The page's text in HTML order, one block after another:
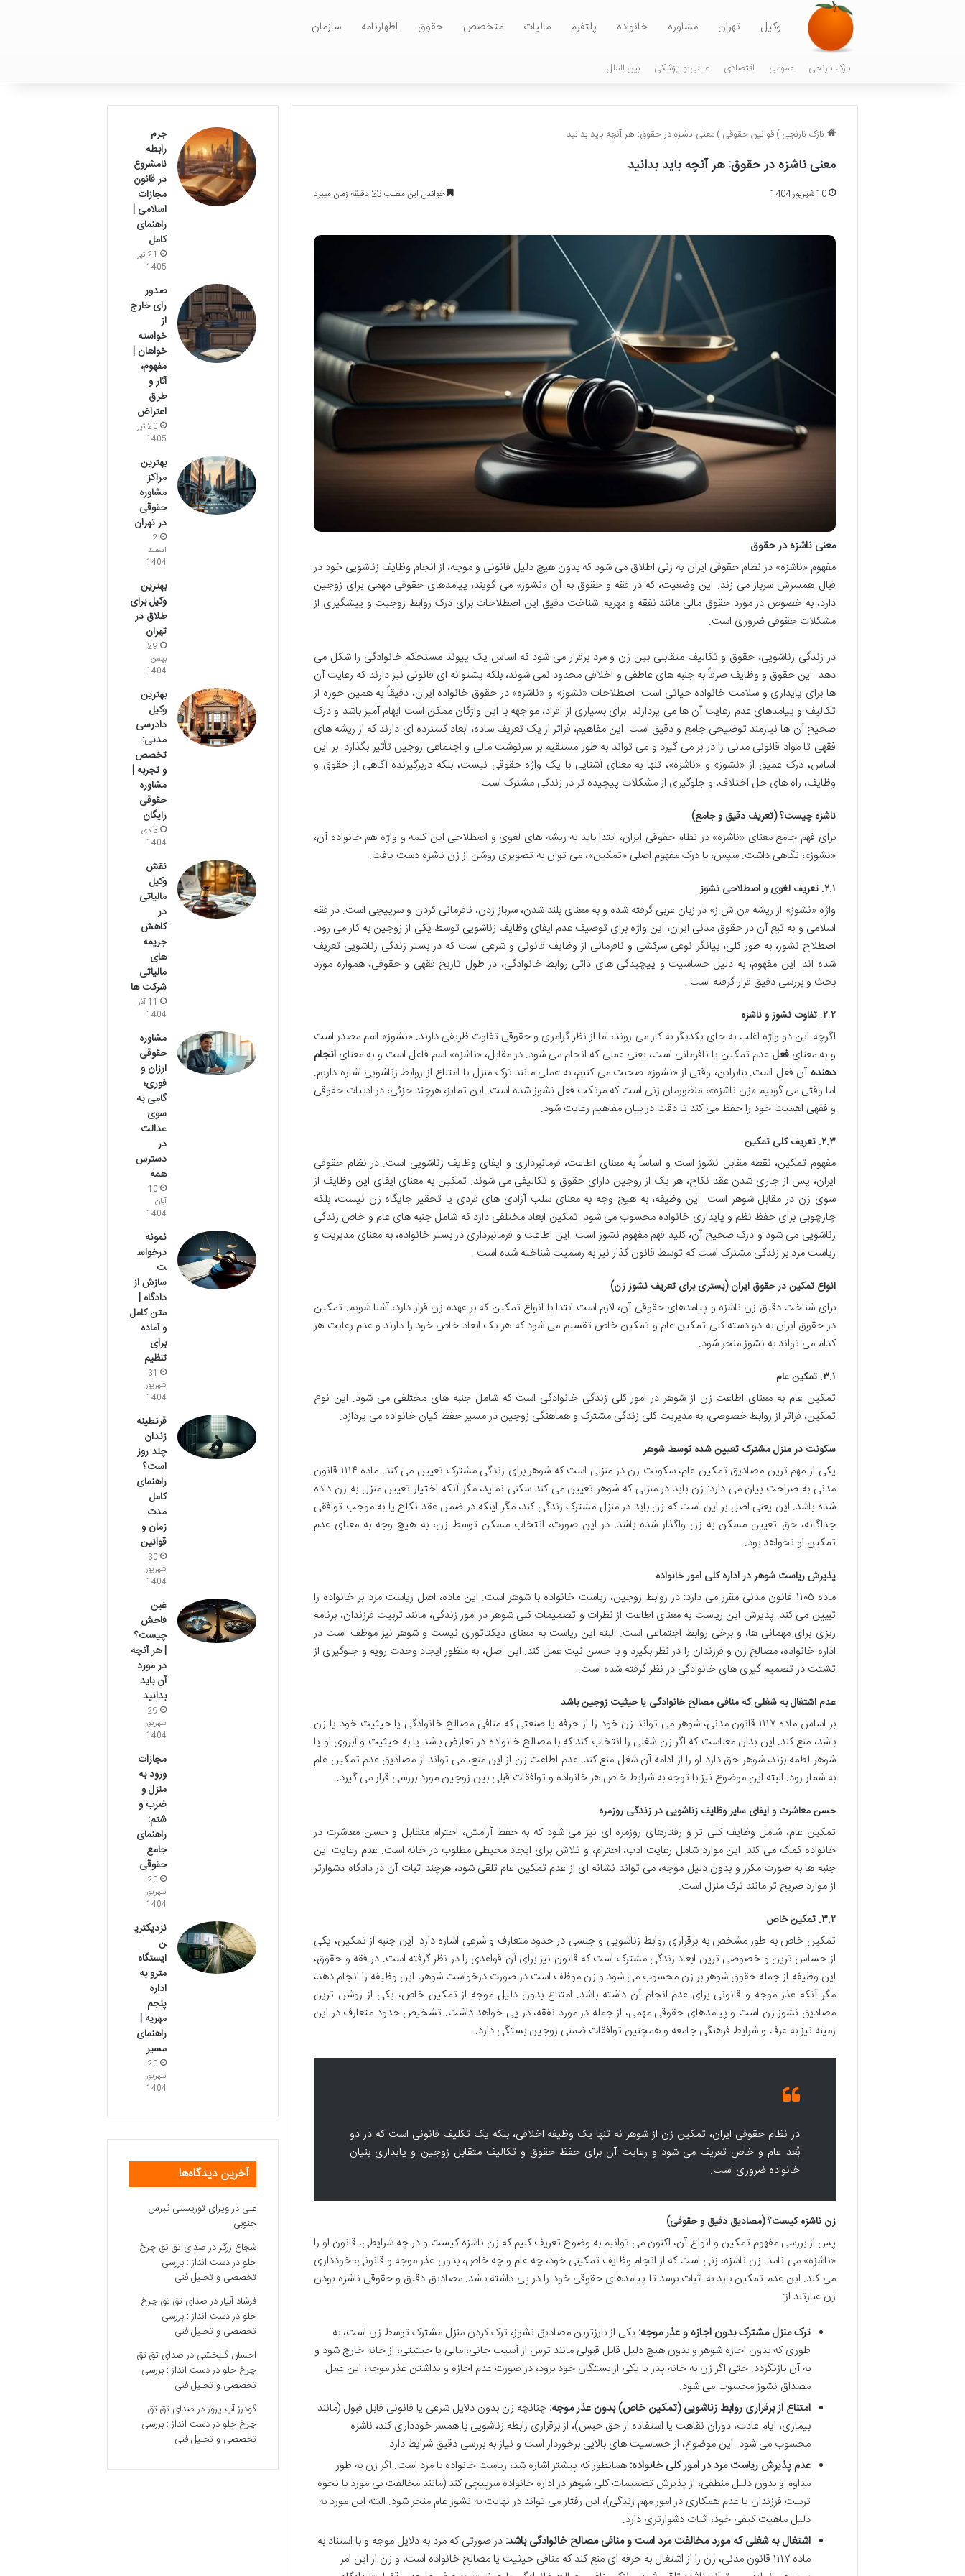
وکیل تهران مشاوره خانواده پلتفرم مالیات متخصص حقوق اظهارنامه سازمان
نازک نارنجی عمومی اقتصادی علمی و پزشکی بین الملل
نازک نارنجی ) قوانین حقوقی ) معنی ناشزه در حقوق: هر آنچه باید بدانید
معنی ناشزه در حقوق: هر آنچه باید بدانید
10 شهریور 1404 خواندن این مطلب 23 دقیقه زمان میبرد
معنی ناشزه در حقوق
مفهوم «ناشزه» در نظام حقوقی ایران به زنی اطلاق می شود که بدون هیچ دلیل قانونی و موجه، از انجام وظایف زناشویی خود در
قبال همسرش سرباز می زند. این وضعیت، که در فقه و حقوق به آن «نشوز» می گویند، پیامدهای حقوقی مهمی برای زوجین
دارد، به خصوص در مورد حقوق مالی مانند نفقه و مهریه. شناخت دقیق این اصطلاحات برای درک روابط زوجیت و پیشگیری از
مشکلات حقوقی ضروری است.
در زندگی زناشویی، حقوق و تکالیف متقابلی بین زن و مرد برقرار می شود که اساس یک پیوند مستحکم خانوادگی را شکل می
دهد. این حقوق و وظایف صرفاً به جنبه های عاطفی و اخلاقی محدود نمی شوند، بلکه پشتوانه ای قانونی نیز دارند که رعایت آن
ها برای پایداری و سلامت خانواده حیاتی است. اصطلاحات «نشوز» و «ناشزه» در حقوق خانواده ایران، دقیقاً به همین حوزه از
تکالیف و پیامدهای عدم رعایت آن ها می پردازند. برای بسیاری از افراد، مواجهه با این واژگان ممکن است ابهام آمیز باشد و درک
صحیح آن ها نیازمند توضیحی جامع و دقیق است. این مفاهیم، فراتر از یک تعریف ساده، ابعاد گسترده ای دارند که از ریشه های
فقهی تا مواد قانونی مدنی را در بر می گیرد و می تواند به طور مستقیم بر سرنوشت مالی و اجتماعی زوجین تأثیر بگذارد. بر این
اساس، درک عمیق از «نشوز» و «ناشزه»، تنها به معنای آشنایی با یک واژه حقوقی نیست، بلکه دربرگیرنده آگاهی از حقوق و
وظایف، راه های حل اختلاف، و جلوگیری از مشکلات پیچیده تر در زندگی مشترک است.
ناشزه چیست؟ (تعریف دقیق و جامع)
برای فهم جامع معنای «ناشزه» در نظام حقوقی ایران، ابتدا باید به ریشه های لغوی و اصطلاحی این کلمه و واژه هم خانواده آن،
«نشوز»، نگاهی داشت. سپس، با درک مفهوم اصلی «تمکین»، می توان به تصویری روشن از زن ناشزه دست یافت.
۲.۱. تعریف لغوی و اصطلاحی نشوز
واژه «نشوز» از ریشه «ن.ش.ز» در زبان عربی گرفته شده و به معنای بلند شدن، سرباز زدن، نافرمانی کردن و سرپیچی است. در فقه
اسلامی و به تبع آن در حقوق مدنی ایران، این واژه برای توصیف عدم ایفای وظایف زناشویی توسط یکی از زوجین به کار می رود.
اصطلاح نشوز، به طور کلی، بیانگر نوعی سرکشی و نافرمانی از وظایف قانونی و شرعی است که در بستر زندگی زناشویی تعریف
شده اند. این مفهوم، به دلیل حساسیت و پیچیدگی های ذاتی روابط خانوادگی، در طول تاریخ فقهی و حقوقی، همواره مورد
بحث و بررسی دقیق قرار گرفته است.
۲.۲. تفاوت نشوز و ناشزه
اگرچه این دو واژه اغلب به جای یکدیگر به کار می روند، اما از نظر گرامری و حقوقی تفاوت ظریفی دارند. «نشوز» اسم مصدر است
و به معنای فعل عدم تمکین یا نافرمانی است، یعنی عملی که انجام می شود. در مقابل، «ناشزه» اسم فاعل است و به معنای انجام
دهنده آن فعل است. بنابراین، وقتی از «نشوز» صحبت می کنیم، به عملی مانند ترک منزل یا امتناع از روابط زناشویی اشاره داریم.
اما وقتی می گوییم «زن ناشزه»، منظورمان زنی است که مرتکب فعل نشوز شده است. این تمایز، هرچند جزئی، در ادبیات حقوقی
و فقهی اهمیت خود را حفظ می کند تا دقت در بیان مفاهیم رعایت شود.
۲.۳. تعریف کلی تمکین
مفهوم تمکین، نقطه مقابل نشوز است و اساساً به معنای اطاعت، فرمانبرداری و ایفای وظایف زناشویی است. در نظام حقوقی
ایران، پس از جاری شدن عقد نکاح، هر یک از زوجین دارای حقوق و تکالیفی می شوند. تمکین به معنای ایفای این وظایف از
سوی زن در مقابل شوهر است. این وظیفه، به هیچ وجه به معنای سلب آزادی های فردی یا تحقیر جایگاه زن نیست، بلکه
چارچوبی برای حفظ نظم و پایداری خانواده محسوب می شود. تمکین ابعاد مختلفی دارد که شامل جنبه های عام و خاص زندگی
زناشویی می شود و درک صحیح آن، کلید فهم مفهوم نشوز است. این اطاعت و فرمانبرداری در بستر خانواده، به معنای مدیریت و
ریاست مرد بر زندگی مشترک است که توسط قانون گذار نیز به رسمیت شناخته شده است.
انواع تمکین در حقوق ایران (بستری برای تعریف نشوز زن)
برای شناخت دقیق زن ناشزه و پیامدهای حقوقی آن، لازم است ابتدا با انواع تمکین که بر عهده زن قرار دارد، آشنا شویم. تمکین
در حقوق ایران به دو دسته کلی تمکین عام و تمکین خاص تقسیم می شود که هر یک ابعاد خاص خود را دارند و عدم رعایت هر
کدام می تواند به نشوز منجر شود.
۳.۱. تمکین عام
تمکین عام به معنای اطاعت زن از شوهر در امور کلی زندگی خانوادگی است که شامل جنبه های مختلفی می شود. این نوع
تمکین، فراتر از روابط خصوصی، به مدیریت کلی زندگی مشترک و هماهنگی زوجین در مسیر حفظ کیان خانواده می پردازد.
سکونت در منزل مشترک تعیین شده توسط شوهر
یکی از مهم ترین مصادیق تمکین عام، سکونت زن در منزلی است که شوهر برای زندگی مشترک تعیین می کند. ماده ۱۱۱۴ قانون
مدنی به صراحت بیان می دارد: زن باید در منزلی که شوهر تعیین می کند سکنی نماید، مگر آنکه اختیار تعیین منزل به زن داده
شده باشد. این یعنی اصل بر این است که زن باید در منزل مشترک زندگی کند، مگر اینکه در ضمن عقد نکاح یا به موجب توافقی
جداگانه، حق تعیین مسکن به زن واگذار شده باشد. در این صورت، انتخاب مسکن توسط زن، به هیچ وجه به معنای عدم
تمکین او نخواهد بود.
پذیرش ریاست شوهر در اداره کلی امور خانواده
ماده ۱۱۰۵ قانون مدنی مقرر می دارد: در روابط زوجین، ریاست خانواده با شوهر است. این ماده، اصل ریاست مرد بر خانواده را
تبیین می کند. پذیرش این ریاست به معنای اطاعت از نظرات و تصمیمات کلی شوهر در امور زندگی، مانند تربیت فرزندان، برنامه
ریزی برای مهمانی ها، و برخی روابط اجتماعی است. البته این ریاست به معنای دیکتاتوری نیست و شوهر نیز موظف است در
اداره خانواده، مصالح زن و فرزندان را در نظر بگیرد و با حسن نیت عمل کند. این اصل، به منظور ایجاد وحدت رویه و جلوگیری از
تشتت در تصمیم گیری های خانوادگی در نظر گرفته شده است.
عدم اشتغال به شغلی که منافی مصالح خانوادگی یا حیثیت زوجین باشد
بر اساس ماده ۱۱۱۷ قانون مدنی، شوهر می تواند زن خود را از حرفه یا صنعتی که منافی مصالح خانوادگی یا حیثیت خود یا زن
باشد، منع کند. این بدان معناست که اگر زن شغلی را انتخاب کند که با مصالح خانواده در تعارض باشد یا به حیثیت و آبروی او یا
شوهر لطمه بزند، شوهر حق دارد او را از ادامه آن شغل منع کند. عدم اطاعت زن از این منع، می تواند از مصادیق عدم تمکین عام
به شمار رود. البته این موضوع نیز با توجه به شرایط خاص هر خانواده و توافقات قبلی بین زوجین مورد بررسی قرار می گیرد.
حسن معاشرت و ایفای سایر وظایف زناشویی در زندگی روزمره
تمکین عام، شامل وظایف کلی تر و رفتارهای روزمره ای نیز می شود که به حفظ آرامش، احترام متقابل و حسن معاشرت در
خانواده کمک می کند. این موارد شامل رعایت ادب، احترام، و تلاش برای ایجاد محیطی مطلوب در خانه است. عدم رعایت این
جنبه ها به صورت مکرر و بدون دلیل موجه، می تواند نشانه ای از عدم تمکین عام تلقی شود، هرچند اثبات آن در دادگاه دشوارتر
از موارد صریح تر مانند ترک منزل است.
۳.۲. تمکین خاص
تمکین خاص به طور مشخص به برقراری روابط زناشویی و جنسی در حدود متعارف و شرعی اشاره دارد. این جنبه از تمکین، یکی
از حساس ترین و خصوصی ترین ابعاد زندگی مشترک است که قانون نیز برای آن قواعدی را در نظر گرفته است. در فقه و حقوق،
این وظیفه از جمله حقوق شوهر بر زن محسوب می شود و زن موظف است در صورت درخواست شوهر، این وظیفه را انجام دهد،
مگر آنکه عذر موجه و قانونی برای عدم انجام آن داشته باشد. امتناع بدون دلیل موجه از تمکین خاص، یکی از روشن ترین
مصادیق نشوز زن است و پیامدهای حقوقی مهمی، از جمله در مورد نفقه، در پی خواهد داشت. تشخیص حدود متعارف در این
زمینه نیز به عرف و شرایط فرهنگی جامعه و همچنین توافقات ضمنی زوجین بستگی دارد.
در نظام حقوقی ایران، تمکین زن از شوهر نه تنها یک وظیفه اخلاقی، بلکه یک تکلیف قانونی است که در دو
بُعد عام و خاص تعریف می شود و رعایت آن برای حفظ حقوق و تکالیف متقابل زوجین و پایداری بنیان
خانواده ضروری است.
زن ناشزه کیست؟ (مصادیق دقیق و حقوقی)
پس از بررسی مفهوم تمکین و انواع آن، اکنون می توانیم به وضوح تعریف کنیم که زن ناشزه کیست و در چه شرایطی، قانون او را
«ناشزه» می نامد. زن ناشزه، زنی است که از انجام وظایف تمکینی خود، چه عام و چه خاص، بدون عذر موجه و قانونی، خودداری
می کند. این عدم تمکین باید به اثبات برسد تا پیامدهای حقوقی خود را در پی داشته باشد. مصادیق دقیق و حقوقی ناشزه بودن
زن عبارتند از:
ترک منزل مشترک بدون اجازه و عذر موجه: یکی از بارزترین مصادیق نشوز، ترک کردن منزل مشترک توسط زن است، به
طوری که بدون اجازه شوهر و بدون هیچ دلیل قابل قبولی مانند ترس از آسیب جانی، مالی یا حیثیتی، از خانه خارج شود و
به آن بازنگردد. حتی اگر زن به خانه پدر یا یکی از بستگان خود برود، در صورت عدم اجازه و نداشتن عذر موجه، این عمل
مصداق نشوز محسوب می شود.
امتناع از برقراری روابط زناشویی (تمکین خاص) بدون عذر موجه: چنانچه زن بدون دلایل شرعی یا قانونی قابل قبول (مانند
بیماری، ایام عادت، دوران نقاهت یا استفاده از حق حبس)، از برقراری رابطه زناشویی با همسر خودداری کند، ناشزه
محسوب می شود. این موضوع، از حساسیت های بالایی برخوردار است و نیاز به بررسی دقیق شرایط دارد.
عدم پذیرش ریاست مرد در امور کلی خانواده: همانطور که پیشتر اشاره شد، ریاست خانواده با مرد است. اگر زن به طور
مداوم و بدون دلیل منطقی، از پذیرش تصمیمات کلی شوهر در اداره خانواده سرپیچی کند (مانند مخالفت بی مورد با نحوه
تربیت فرزندان یا عدم همکاری در امور مهم زندگی)، این رفتار می تواند در نهایت به نشوز عام منجر شود. البته این مورد به
دلیل ماهیت کیفی خود، اثبات دشوارتری دارد.
اشتغال به شغلی که مورد مخالفت مرد است و منافی مصالح خانوادگی باشد: در صورتی که مرد به دلایل موجه و با استناد به
ماده ۱۱۱۷ قانون مدنی، زن را از اشتغال به حرفه ای منع کند که منافی حیثیت یا مصالح خانواده است، و زن از این امر
جرم
رابطه
نامشروع
در قانون
مجازات
اسلامی |
راهنمای
کامل
21 تیر
1405
صدور
رای خارج
از
خواسته
خواهان |
مفهوم،
آثار و
طرق
اعتراض
20 تیر
1405
بهترین
مراکز
مشاوره
حقوقی
در تهران
2
اسفند
1404
بهترین
وکیل برای
طلاق در
تهران
29
بهمن
1404
بهترین
وکیل
دادرسی
مدنی:
تخصص
و تجربه |
مشاوره
حقوقی
رایگان
3 دی
1404
نقش
وکیل
مالیاتی
در
کاهش
جریمه
های
مالیاتی
شرکت ها
11 آذر
1404
مشاوره
حقوقی
ارزان و
فوری؛
گامی به
سوی
عدالت
در
دسترس
همه
10
آبان
1404
نمونه
درخواس
ت
سازش از
دادگاه |
متن کامل
و آماده
برای
تنظیم
31
شهریور
1404
قرنطینه
زندان
چند روز
است؟
راهنمای
کامل
مدت
زمان و
قوانین
30
شهریور
1404
غبن
فاحش
چیست؟
| هر آنچه
در مورد
آن باید
بدانید
29
شهریور
1404
مجازات
ورود به
منزل و
ضرب و
شتم:
راهنمای
جامع
حقوقی
20
شهریور
1404
نزدیکتری
ن
ایستگاه
مترو به
اداره
پنجم
مهریه |
راهنمای
مسیر
20
شهریور
1404
آخرین دیدگاه‌ها
علی درویزای توریستی قبرس
جنوبی
شجاع زرگردرصدای تق تق چرخ
جلو در دست انداز : بررسی
تخصصی و تحلیل فنی
فرشاد آبیاردرصدای تق تق چرخ
جلو در دست انداز : بررسی
تخصصی و تحلیل فنی
احسان گلبخشی درصدای تق تق
چرخ جلو در دست انداز : بررسی
تخصصی و تحلیل فنی
گودرز آب پروردرصدای تق تق
چرخ جلو در دست انداز : بررسی
تخصصی و تحلیل فنی